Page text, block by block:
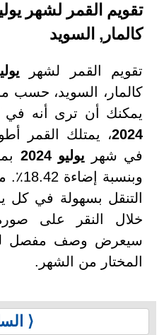
السويد
لشهريوليو 2024
السويد، حسب موقعها
أن ترى أنه في كل يوم
القمر أطوار مختلفة
يوليو 2024
بمرحلة هلال
وبنسبة إضاءة 18.42٪.
بسهولة في كل يوم من
على صورة القمر
مفصل للمرحلة
من الشهر.